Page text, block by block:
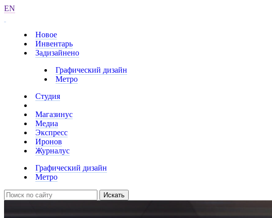
EN
Новое
Инвентарь
Задизайнено
Графический дизайн
Метро
Студия
Магазинус
Медиа
Экспресс
Иронов
Журналус
Графический дизайн
Метро
Искать